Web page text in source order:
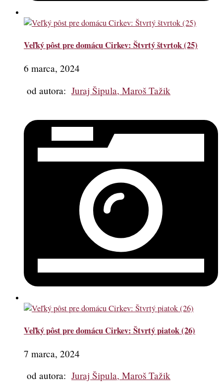
Veľký pôst pre domácu Cirkev: Štvrtý štvrtok (25)
6 marca, 2024
od autora: Juraj Šipula, Maroš Tažik
Veľký pôst pre domácu Cirkev: Štvrtý piatok (26)
7 marca, 2024
od autora: Juraj Šipula, Maroš Tažik